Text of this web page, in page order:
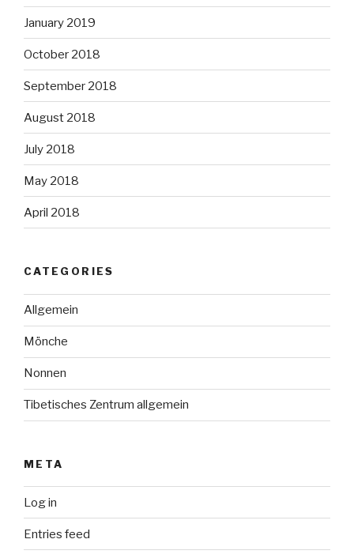
January 2019
October 2018
September 2018
August 2018
July 2018
May 2018
April 2018
CATEGORIES
Allgemein
Mönche
Nonnen
Tibetisches Zentrum allgemein
META
Log in
Entries feed